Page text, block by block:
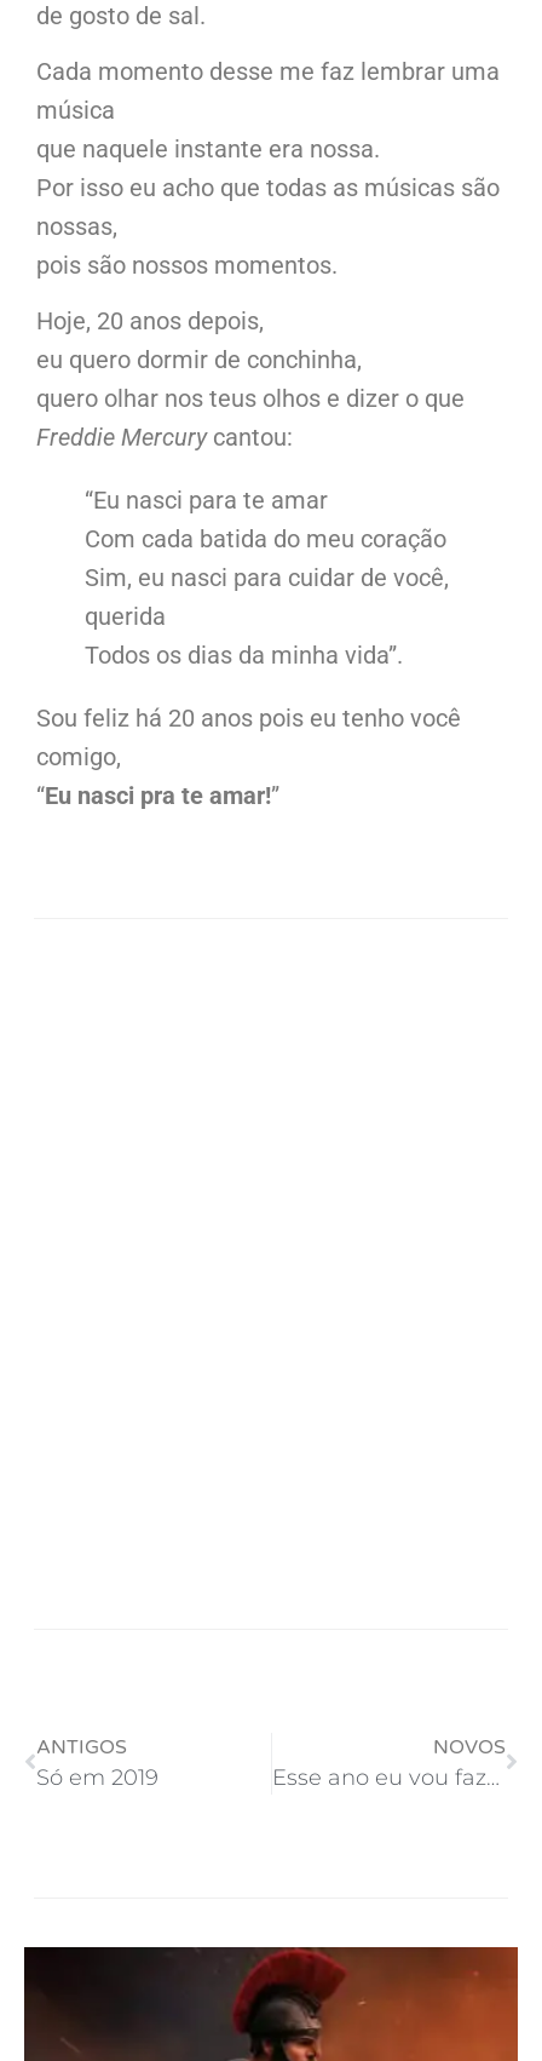
de gosto de sal.
Cada momento desse me faz lembrar uma
música
que naquele instante era nossa.
Por isso eu acho que todas as músicas são
nossas,
pois são nossos momentos.
Hoje, 20 anos depois,
eu quero dormir de conchinha,
quero olhar nos teus olhos e dizer o que
Freddie Mercurycantou:
“Eu nasci para te amar
Com cada batida do meu coração
Sim, eu nasci para cuidar de você,
querida
Todos os dias da minha vida”.
Sou feliz há 20 anos pois eu tenho você
comigo,
“Eu nasci pra te amar!”
ANTIGOS
Só em 2019
NOVOS
Esse ano eu vou fazer um ‘boot’ no meu voto!